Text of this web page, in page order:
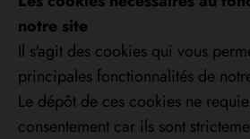
notre site
Il s'agit des cookies qui vous
principales fonctionnalités de
Le dépôt de ces cookies ne
consentement car ils sont